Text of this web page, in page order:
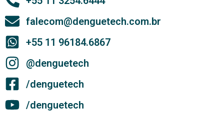
falecom@denguetech.com.br
+55 11 96184.6867
@denguetech
/denguetech
/denguetech